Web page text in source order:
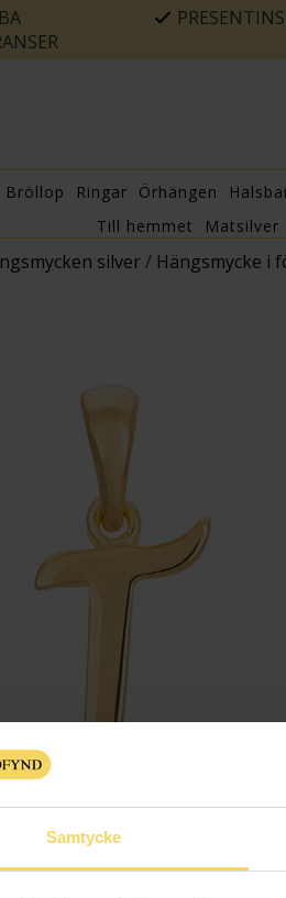
Samtycke
Bröllop Ringar Örhängen
Till hemmet
Matsilver
silver/ Hängsmycke i